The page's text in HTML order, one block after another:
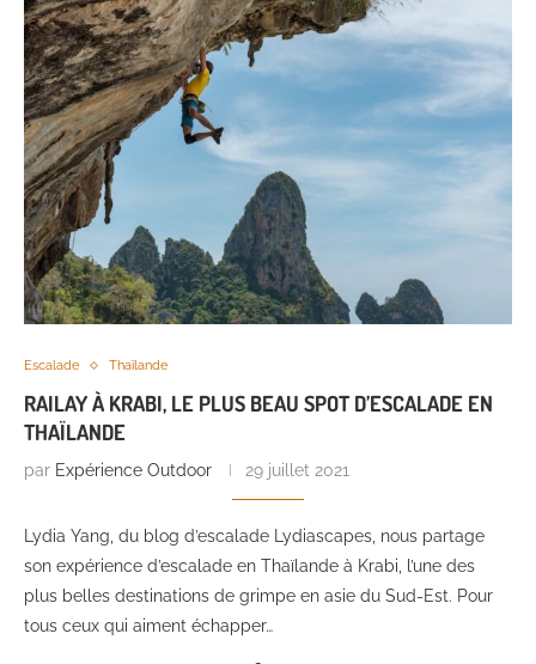
Escalade Thaïlande
RAILAY À KRABI, LE PLUS BEAU SPOT D’ESCALADE EN
THAÏLANDE
par Expérience Outdoor 29 juillet 2021
Lydia Yang, du blog d’escalade Lydiascapes, nous partage
son expérience d’escalade en Thaïlande à Krabi, l’une des
plus belles destinations de grimpe en asie du Sud-Est. Pour
tous ceux qui aiment échapper…